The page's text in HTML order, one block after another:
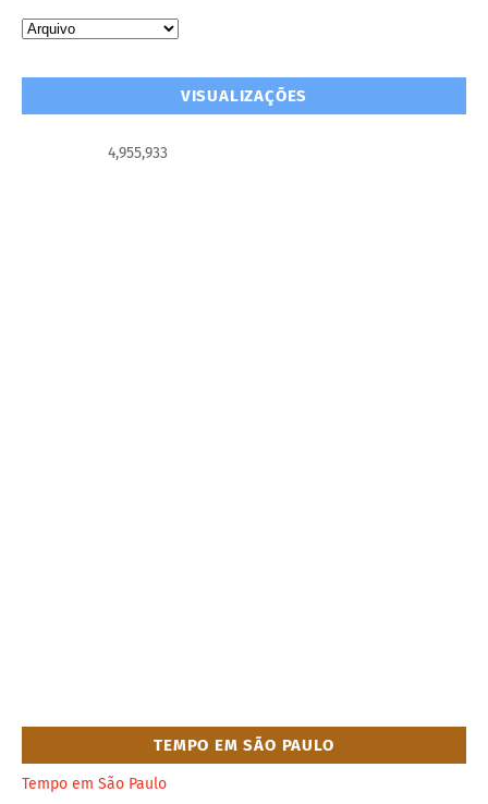
VISUALIZAÇÕES
4,955,933
TEMPO EM SÃO PAULO
Tempo em São Paulo